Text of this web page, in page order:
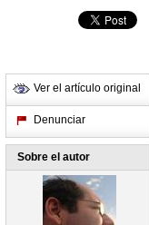
Ver el artículo original
Denunciar
Sobre el autor